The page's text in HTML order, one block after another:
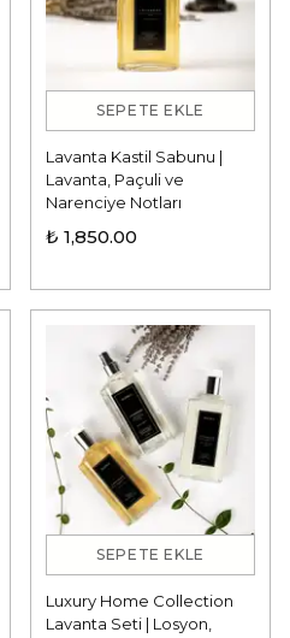
SEPETE EKLE
Lavanta Kastil Sabunu |
Lavanta, Paçuli ve
Narenciye Notları
₺ 1,850.00
SEPETE EKLE
Luxury Home Collection
Lavanta Seti | Losyon,